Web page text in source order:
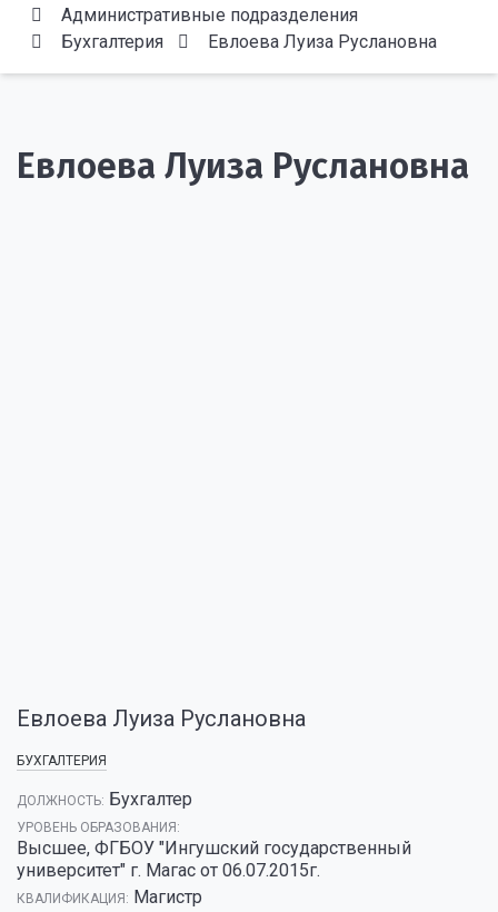
Административные подразделения
Бухгалтерия
Евлоева Луиза Руслановна
Евлоева Луиза Руслановна
Евлоева Луиза Руслановна
БУХГАЛТЕРИЯ
ДОЛЖНОСТЬ: Бухгалтер
УРОВЕНЬ ОБРАЗОВАНИЯ:
Высшее, ФГБОУ "Ингушский государственный
университет" г. Магас от 06.07.2015г.
КВАЛИФИКАЦИЯ: Магистр